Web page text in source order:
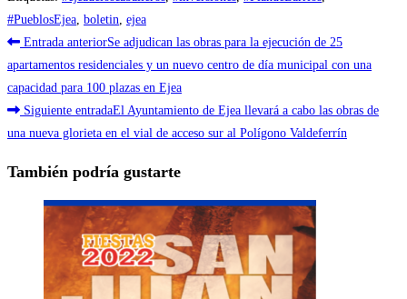
#PueblosEjea boletin ejea
Leer
más
artículos
Entrada anteriorSe adjudican las obras para la ejecución de 25
apartamentos residenciales y un nuevo centro de día municipal con una
capacidad para 100 plazas en Ejea
Siguiente entradaEl Ayuntamiento de Ejea llevará a cabo las obras de
una nueva glorieta en el vial de acceso sur al Polígono Valdeferrín
También podría gustarte